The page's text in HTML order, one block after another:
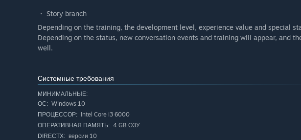
・ Story branch
Depending on the training, the development level, experience value and special
Depending on the status, new conversation events and training will appear, and
well.
Системные требования
МИНИМАЛЬНЫЕ:
ОС: Windows 10
ПРОЦЕССОР: Intel Core i3 6000
ОПЕРАТИВНАЯ ПАМЯТЬ: 4 GB ОЗУ
DIRECTX: версии 10